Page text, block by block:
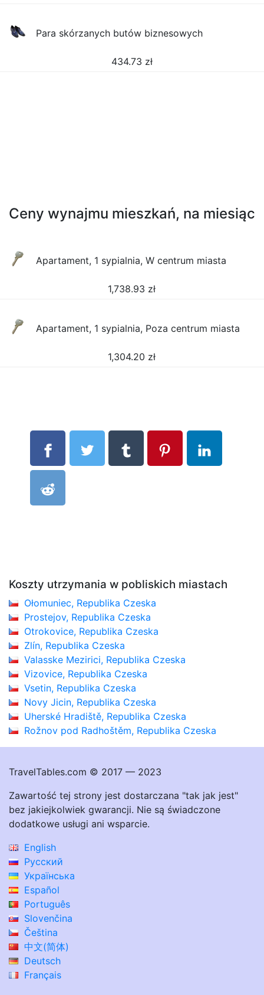
Para skórzanych butów biznesowych
434.73 zł
Ceny wynajmu mieszkań, na miesiąc
Apartament, 1 sypialnia, W centrum miasta
1,738.93 zł
Apartament, 1 sypialnia, Poza centrum miasta
1,304.20 zł
Koszty utrzymania w pobliskich miastach
Ołomuniec, Republika Czeska
Prostejov, Republika Czeska
Otrokovice, Republika Czeska
Zlín, Republika Czeska
Valasske Mezirici, Republika Czeska
Vizovice, Republika Czeska
Vsetin, Republika Czeska
Novy Jicin, Republika Czeska
Uherské Hradiště, Republika Czeska
Rožnov pod Radhoštěm, Republika Czeska
TravelTables.com © 2017 — 2023
Zawartość tej strony jest dostarczana "tak jak jest"
bez jakiejkolwiek gwarancji. Nie są świadczone
dodatkowe usługi ani wsparcie.
English
Русский
Українська
Español
Português
Slovenčina
Čeština
中文(简体)
Deutsch
Français